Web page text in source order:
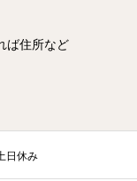
ば住所など
日休み